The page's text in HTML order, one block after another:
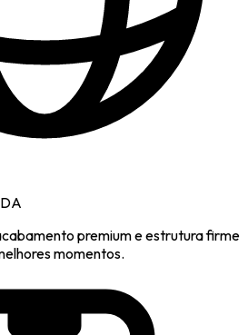
premium e estrutura firme
momentos.